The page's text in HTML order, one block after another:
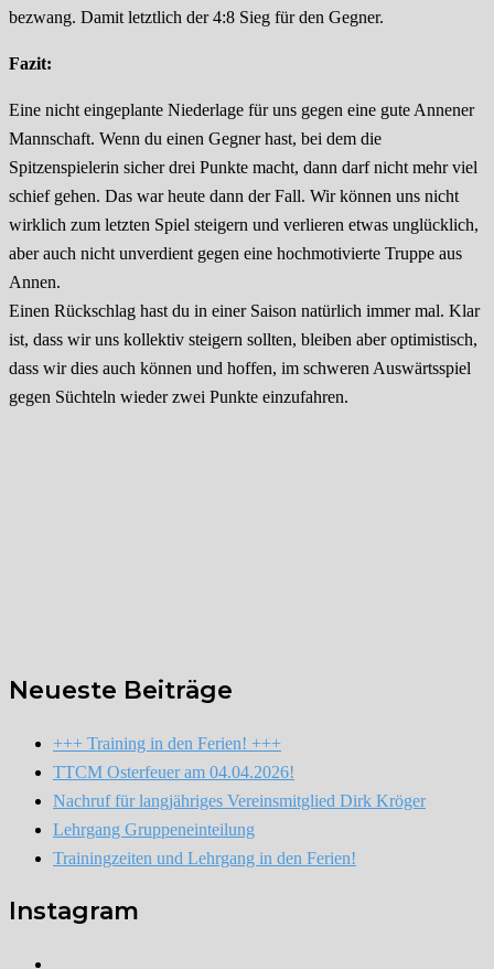
bezwang. Damit letztlich der 4:8 Sieg für den Gegner.
Fazit:
Eine nicht eingeplante Niederlage für uns gegen eine gute Annener
Mannschaft. Wenn du einen Gegner hast, bei dem die
Spitzenspielerin sicher drei Punkte macht, dann darf nicht mehr viel
schief gehen. Das war heute dann der Fall. Wir können uns nicht
wirklich zum letzten Spiel steigern und verlieren etwas unglücklich,
aber auch nicht unverdient gegen eine hochmotivierte Truppe aus
Annen.
Einen Rückschlag hast du in einer Saison natürlich immer mal. Klar
ist, dass wir uns kollektiv steigern sollten, bleiben aber optimistisch,
dass wir dies auch können und hoffen, im schweren Auswärtsspiel
gegen Süchteln wieder zwei Punkte einzufahren.
Neueste Beiträge
+++ Training in den Ferien! +++
TTCM Osterfeuer am 04.04.2026!
Nachruf für langjähriges Vereinsmitglied Dirk Kröger
Lehrgang Gruppeneinteilung
Trainingzeiten und Lehrgang in den Ferien!
Instagram